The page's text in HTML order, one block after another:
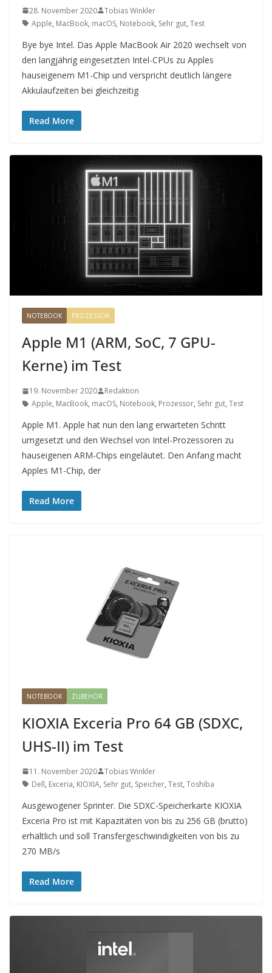
28. November 2020
Tobias Winkler
Apple, MacBook, macOS, Notebook, Sehr gut, Test
Bye bye Intel. Das Apple MacBook Air 2020 wechselt von
den langjährig eingesetzten Intel-CPUs zu Apples
hauseigenem M1-Chip und verspricht deutlich längere
Akkulaufzeiten bei gleichzeitig
Read More
NOTEBOOK PROZESSOR
Apple M1 (ARM, SoC, 7 GPU-
Kerne) im Test
19. November 2020
Redaktion
Apple, MacBook, macOS, Notebook, Prozessor, Sehr gut, Test
Apple M1. Apple hat nun den lang erwarteten Schritt
umgesetzt und den Wechsel von Intel-Prozessoren zu
hauseigenen ARM-Chips eingeläutet. Den Anfang macht
Apples M1-Chip, der
Read More
NOTEBOOK ZUBEHÖR
KIOXIA Exceria Pro 64 GB (SDXC,
UHS-II) im Test
11. November 2020
Tobias Winkler
Dell, Exceria, KIOXIA, Sehr gut, Speicher, Test, Toshiba
Ausgewogener Sprinter. Die SDXC-Speicherkarte KIOXIA
Exceria Pro ist mit Kapazitäten von bis zu 256 GB (brutto)
erhältlich und soll Transfergeschwindigkeiten von bis zu
270 MB/s
Read More